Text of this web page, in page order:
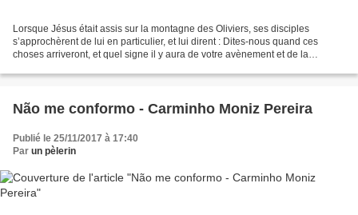
Lorsque Jésus était assis sur la montagne des Oliviers, ses disciples
s’approchèrent de lui en particulier, et lui dirent : Dites-nous quand ces
choses arriveront, et quel signe il y aura de votre avènement et de la
Não me conformo - Carminho Moniz Pereira
Publié le 25/11/2017 à 17:40
Par un pèlerin